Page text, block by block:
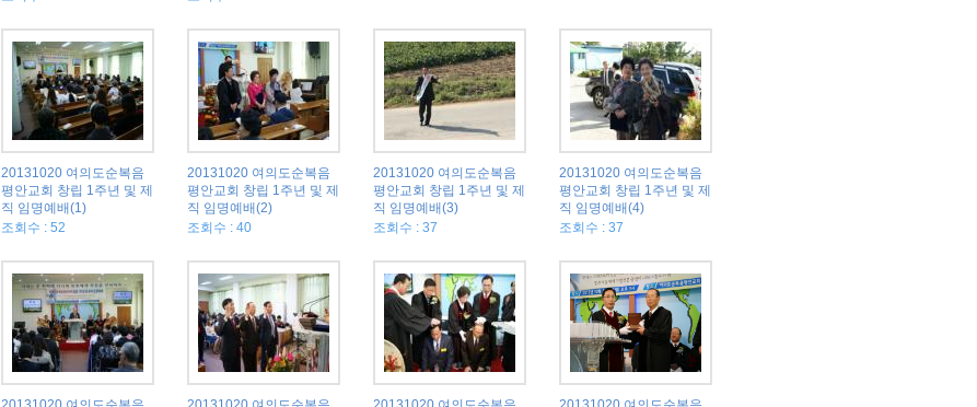
20131020 여의도순복음
평안교회 창립 1주년 및 제
직 임명예배(1)
조회수 : 52
20131020 여의도순복음
평안교회 창립 1주년 및 제
직 임명예배(2)
조회수 : 40
20131020 여의도순복음
평안교회 창립 1주년 및 제
직 임명예배(3)
조회수 : 37
20131020 여의도순복음
평안교회 창립 1주년 및 제
직 임명예배(4)
조회수 : 37